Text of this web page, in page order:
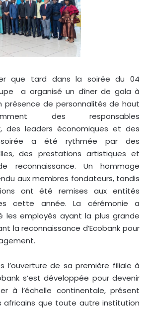
que tard dans la soirée du 04
a organisé un dîner de gala à
présence de personnalités de haut
des responsables
des leaders économiques et des
soirée a été rythmée par des
des prestations artistiques et
reconnaissance. Un hommage
aux membres fondateurs, tandis
ont été remises aux entités
cette année. La cérémonie a
les employés ayant la plus grande
la reconnaissance d’Ecobank pour
l’ouverture de sa première filiale à
s’est développée pour devenir
à l’échelle continentale, présent
africains que toute autre institution